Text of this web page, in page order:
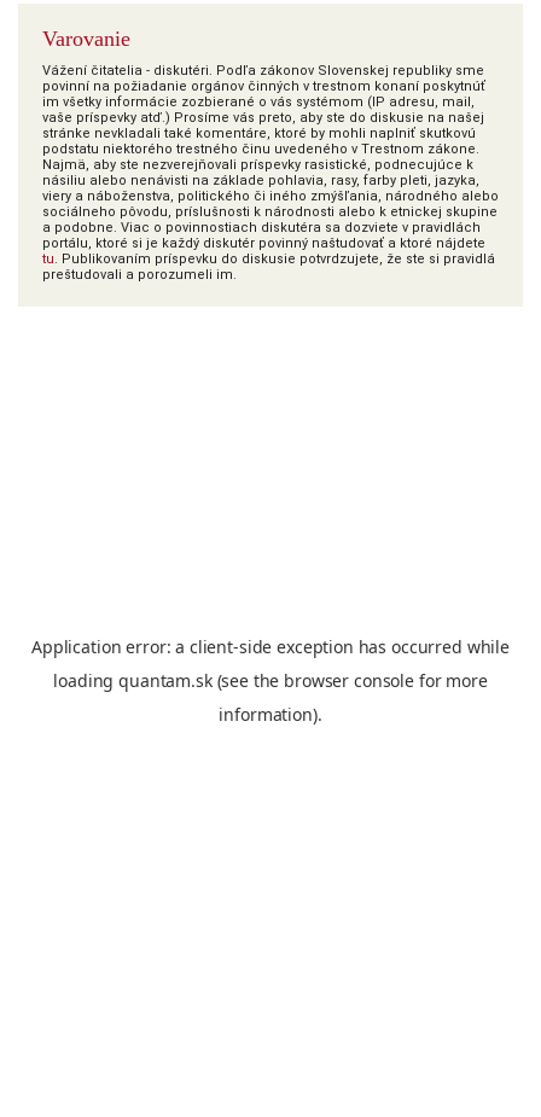
Varovanie
Vážení čitatelia - diskutéri. Podľa zákonov Slovenskej republiky sme
povinní na požiadanie orgánov činných v trestnom konaní poskytnúť
im všetky informácie zozbierané o vás systémom (IP adresu, mail,
vaše príspevky atď.) Prosíme vás preto, aby ste do diskusie na našej
stránke nevkladali také komentáre, ktoré by mohli naplniť skutkovú
podstatu niektorého trestného činu uvedeného v Trestnom zákone.
Najmä, aby ste nezverejňovali príspevky rasistické, podnecujúce k
násiliu alebo nenávisti na základe pohlavia, rasy, farby pleti, jazyka,
viery a náboženstva, politického či iného zmýšľania, národného alebo
sociálneho pôvodu, príslušnosti k národnosti alebo k etnickej skupine
a podobne. Viac o povinnostiach diskutéra sa dozviete v pravidlách
portálu, ktoré si je každý diskutér povinný naštudovať a ktoré nájdete
tu. Publikovaním príspevku do diskusie potvrdzujete, že ste si pravidlá
preštudovali a porozumeli im.